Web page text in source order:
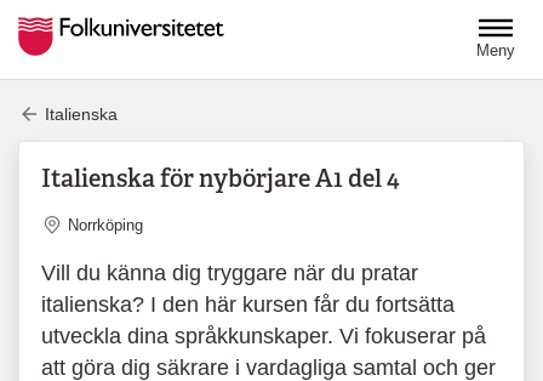
Meny
Italienska
Italienska för nybörjare A1 del 4
Plats
Norrköping
Vill du känna dig tryggare när du pratar
italienska? I den här kursen får du fortsätta
utveckla dina språkkunskaper. Vi fokuserar på
att göra dig säkrare i vardagliga samtal och ger